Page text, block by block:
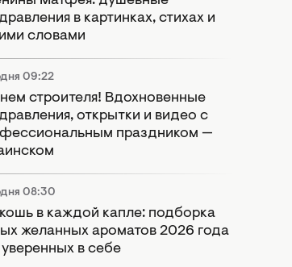
в картинках, стихах и
словами
09:22
строителя! Вдохновенные
открытки и видео с
праздником —
08:30
в каждой капле: подборка
желанных ароматов 2026 года
в себе